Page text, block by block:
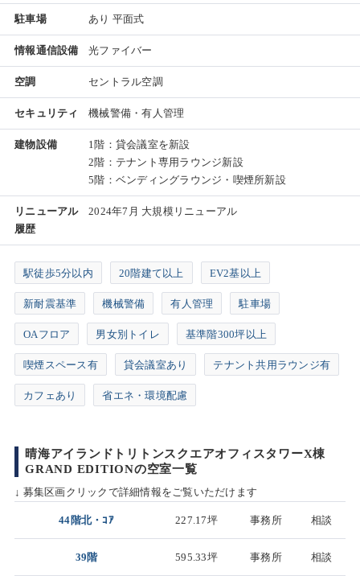
駐車場 あり 平面式
情報通信設備 光ファイバー
空調 セントラル空調
セキュリティ 機械警備・有人管理
建物設備
1階：貸会議室を新設
2階：テナント専用ラウンジ新設
5階：ベンディングラウンジ・喫煙所新設
リニューアル
履歴
2024年7月 大規模リニューアル
駅徒歩5分以内 20階建て以上 EV2基以上
新耐震基準 機械警備 有人管理 駐車場
OAフロア 男女別トイレ 基準階300坪以上
喫煙スペース有 貸会議室あり テナント共用ラウンジ有
カフェあり 省エネ・環境配慮
晴海アイランドトリトンスクエアオフィスタワーX棟
GRAND EDITIONの空室一覧
↓ 募集区画クリックで詳細情報をご覧いただけます
44階北・ｺｱ 227.17坪 事務所 相談
39階 595.33坪 事務所 相談